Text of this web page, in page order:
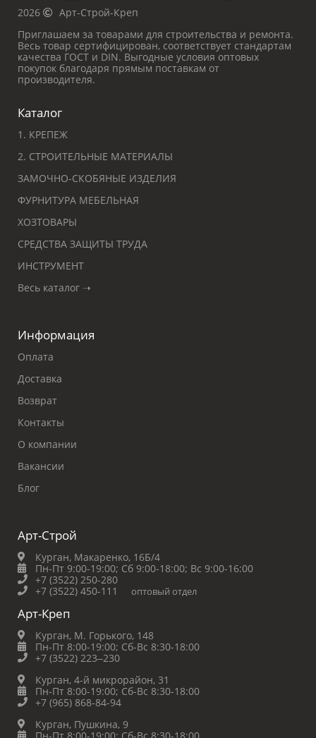
2026
Арт-Строй-Креп
Приглашаем за товарами для строительства и ремонта.
Весь товар сертифицирован, соответствует стандартам
качества ГОСТ и DIN. Выгодные условия оптовых
покупок благодаря прямым поставкам от
производителя.
Каталог
1. КРЕПЕЖ
2. СТРОИТЕЛЬНЫЕ МАТЕРИАЛЫ
ЗАМОЧНО-СКОБЯНЫЕ ИЗДЕЛИЯ
ФУРНИТУРА МЕБЕЛЬНАЯ
ХОЗТОВАРЫ
СРЕДСТВА ЗАЩИТЫ ТРУДА
ИНСТРУМЕНТ
Весь каталог ➝
Информация
Оплата
Доставка
Возврат
Контакты
О компании
Вакансии
Блог
Арт-Строй
Курган, Макаренко, 16Б/4
Пн-Пт 9:00-19:00; Сб 9:00-18:00; Вс 9:00-16:00
+7 (3522) 250-280
+7 (3522) 450-111
оптовый отдел
Арт-Креп
Курган, М. Горького, 148
Пн-Пт 8:00-19:00; Сб-Вс 8:30-18:00
+7 (3522) 223‒230
Курган, 4-й микрорайон, 31
Пн-Пт 8:00-19:00; Сб-Вс 8:30-18:00
+7 (965) 868-84-94
Курган, Пушкина, 9